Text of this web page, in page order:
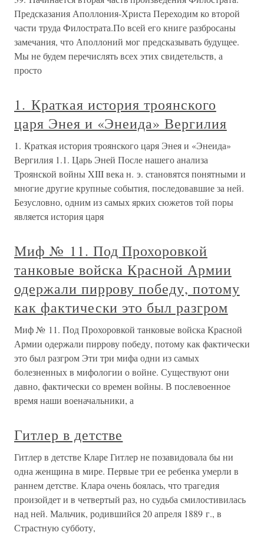
Предсказания Аполлония-Христа Переходим ко второй
части труда Филострата.По всей его книге разбросаны
замечания, что Аполлоний мог предсказывать будущее.
Мы не будем перечислять всех этих свидетельств, а
просто
1. Краткая история троянского
царя Энея и «Энеида» Вергилия
1. Краткая история троянского царя Энея и «Энеида»
Вергилия 1.1. Царь Эней После нашего анализа
Троянской войны XIII века н. э. становятся понятными и
многие другие крупные события, последовавшие за ней.
Безусловно, одним из самых ярких сюжетов той поры
является история царя
Миф № 11. Под Прохоровкой
танковые войска Красной Армии
одержали пиррову победу, потому
как фактически это был разгром
Миф № 11. Под Прохоровкой танковые войска Красной
Армии одержали пиррову победу, потому как фактически
это был разгром Эти три мифа одни из самых
болезненных в мифологии о войне. Существуют они
давно, фактически со времен войны. В послевоенное
время наши военачальники, а
Гитлер в детстве
Гитлер в детстве Кларе Гитлер не позавидовала бы ни
одна женщина в мире. Первые три ее ребенка умерли в
раннем детстве. Клара очень боялась, что трагедия
произойдет и в четвертый раз, но судьба смилостивилась
над ней. Мальчик, родившийся 20 апреля 1889 г., в
Страстную субботу,